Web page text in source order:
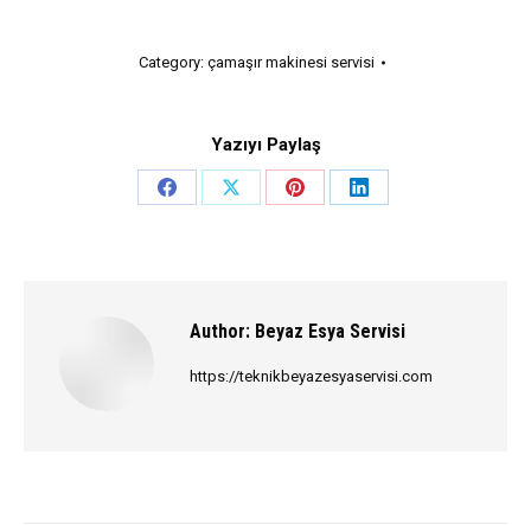
Category: çamaşır makinesi servisi
Yazıyı Paylaş
Share
Share
Share
Share
Author: Beyaz Esya Servisi
https://teknikbeyazesyaservisi.com